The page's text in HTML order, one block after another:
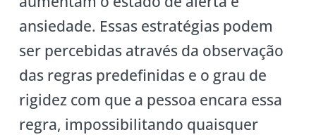
ansiedade. Essas estratégias podem
ser percebidas através da observação
das regras predefinidas e o grau de
rigidez com que a pessoa encara essa
regra, impossibilitando quaisquer